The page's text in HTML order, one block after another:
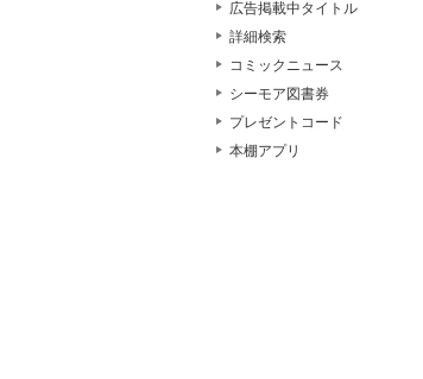
広告掲載中タイトル
詳細検索
コミックニュース
シーモア図書券
プレゼントコード
本棚アプリ